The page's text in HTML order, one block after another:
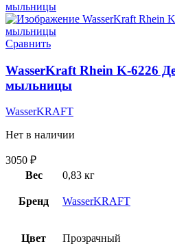
Сравнить
WasserKraft Rhein K-6226
мыльницы
WasserKRAFT
Нет в наличии
3050 ₽
Вес
0,83 кг
Бренд WasserKRAFT
Цвет Прозрачный